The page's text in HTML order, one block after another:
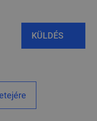
KÜLDÉS